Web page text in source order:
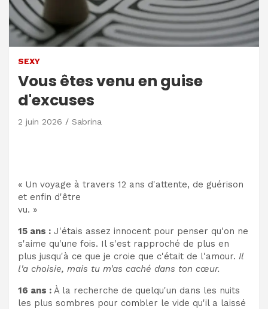
SEXY
Vous êtes venu en guise
d'excuses
2 juin 2026 Sabrina
« Un voyage à travers 12 ans d'attente, de guérison
et enfin d'être
vu. »
15 ans : J'étais assez innocent pour penser qu'on ne
s'aime qu'une fois. Il s'est rapproché de plus en
plus jusqu'à ce que je croie que c'était de l'amour. Il
l'a choisie, mais tu m'as caché dans ton cœur.
16 ans : À la recherche de quelqu'un dans les nuits
les plus sombres pour combler le vide qu'il a laissé